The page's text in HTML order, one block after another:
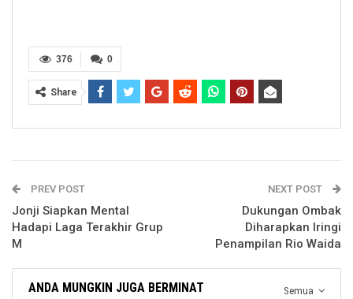
0
376
Share
PREV POST
Jonji Siapkan Mental
Hadapi Laga Terakhir Grup
M
NEXT POST
Dukungan Ombak
Diharapkan Iringi
Penampilan Rio Waida
Semua
ANDA MUNGKIN JUGA BERMINAT